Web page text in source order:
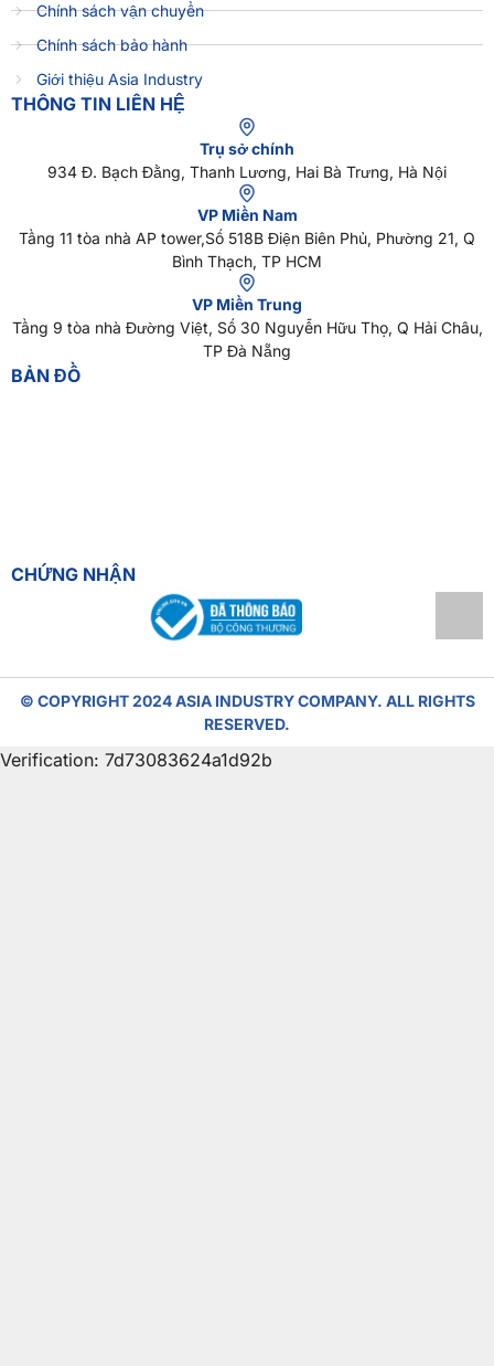
Chính sách vận chuyển
Chính sách bảo hành
Giới thiệu Asia Industry
THÔNG TIN LIÊN HỆ
Trụ sở chính
934 Đ. Bạch Đằng, Thanh Lương, Hai Bà Trưng, Hà Nội
VP Miền Nam
Tầng 11 tòa nhà AP tower,Số 518B Điện Biên Phủ, Phường 21, Q
Bình Thạch, TP HCM
VP Miền Trung
Tầng 9 tòa nhà Đường Việt, Số 30 Nguyễn Hữu Thọ, Q Hải Châu,
TP Đà Nẵng
BẢN ĐỒ
CHỨNG NHẬN
© COPYRIGHT 2024 ASIA INDUSTRY COMPANY. ALL RIGHTS
RESERVED.
Verification: 7d73083624a1d92b